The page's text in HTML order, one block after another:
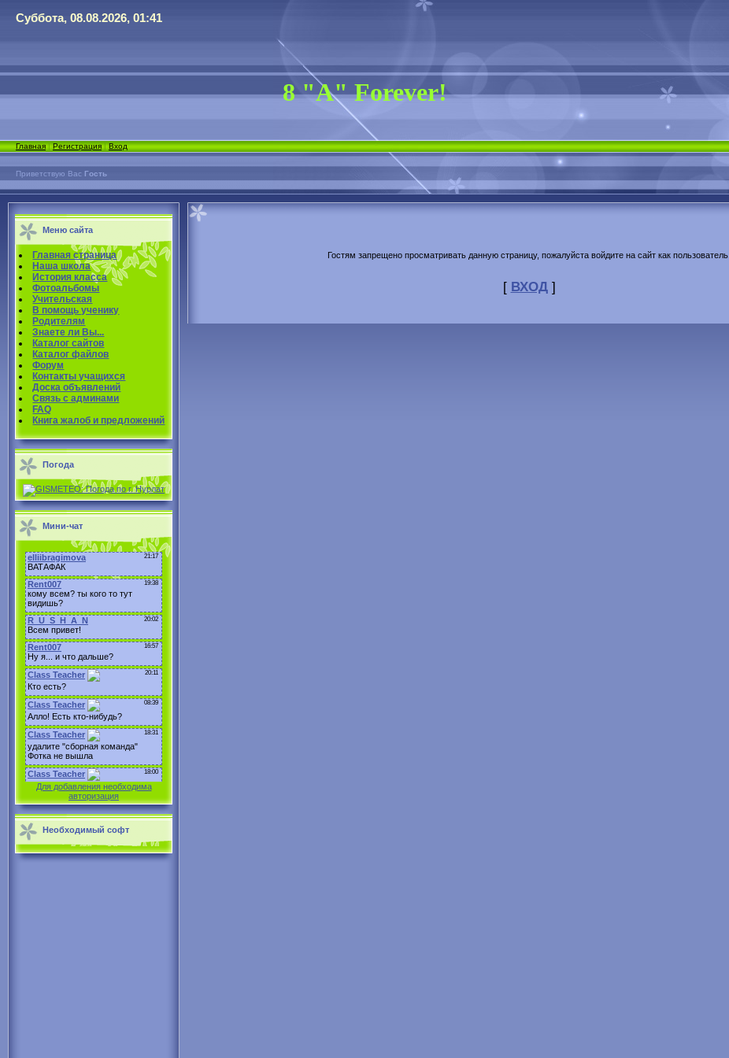
Суббота, 08.08.2026, 01:41
8 "А" Forever!
Главная|Регистрация|Вход
Приветствую Вас Гость
Меню сайта
Главная страница
Наша школа
История класса
Фотоальбомы
Учительская
В помощь ученику
Родителям
Знаете ли Вы...
Каталог сайтов
Каталог файлов
Форум
Контакты учащихся
Доска объявлений
Связь с админами
FAQ
Книга жалоб и предложений
Погода
Мини-чат
Для добавления необходима
авторизация
Необходимый софт
Гостям запрещено просматривать данную страницу, пожалуйста войдите на сайт как пользователь.
[ ВХОД]